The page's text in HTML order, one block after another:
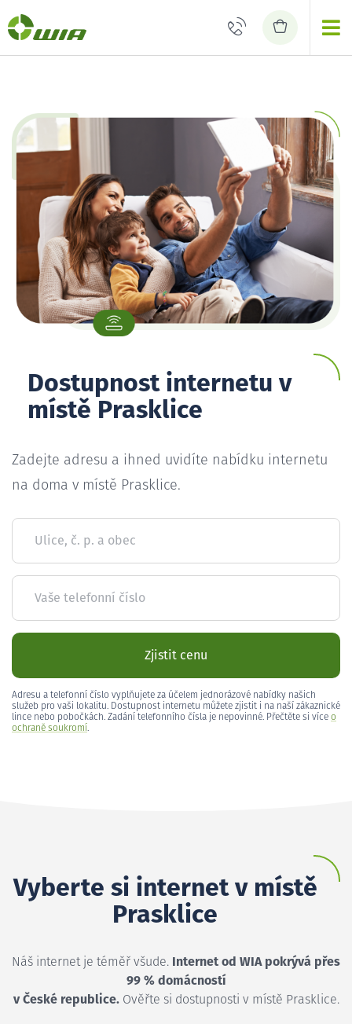
Dostupnost internetu v
místě Prasklice
Zadejte adresu a ihned uvidíte nabídku internetu
na doma v místě Prasklice.
Ulice, č. p. a obec
Vaše telefonní číslo
Zjistit cenu
Adresu a telefonní číslo vyplňujete za účelem jednorázové nabídky našich
služeb pro vaši lokalitu. Dostupnost internetu můžete zjistit i na naší zákaznické
lince nebo pobočkách. Zadání telefonního čísla je nepovinné. Přečtěte si více o
ochraně soukromí.
Vyberte si internet v místě
Prasklice
Náš internet je téměř všude. Internet od WIA pokrývá přes
99 % domácností
v České republice.Ověřte si dostupnosti v místě Prasklice.